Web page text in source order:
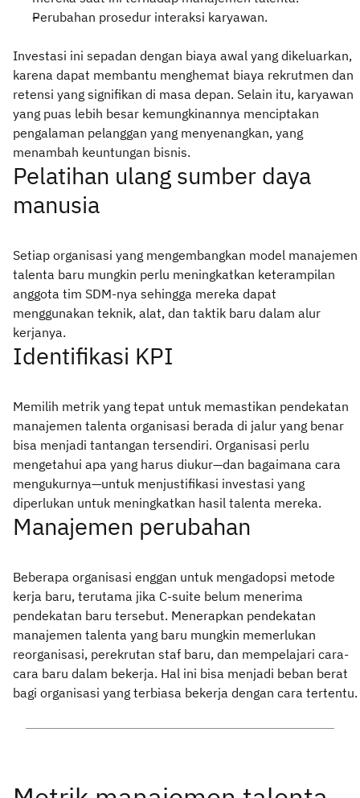
Perubahan prosedur interaksi karyawan.
Investasi ini sepadan dengan biaya awal yang dikeluarkan,
karena dapat membantu menghemat biaya rekrutmen dan
retensi yang signifikan di masa depan. Selain itu, karyawan
yang puas lebih besar kemungkinannya menciptakan
pengalaman pelanggan yang menyenangkan, yang
menambah keuntungan bisnis.
Pelatihan ulang sumber daya
manusia
Setiap organisasi yang mengembangkan model manajemen
talenta baru mungkin perlu meningkatkan keterampilan
anggota tim SDM-nya sehingga mereka dapat
menggunakan teknik, alat, dan taktik baru dalam alur
kerjanya.
Identifikasi KPI
Memilih metrik yang tepat untuk memastikan pendekatan
manajemen talenta organisasi berada di jalur yang benar
bisa menjadi tantangan tersendiri. Organisasi perlu
mengetahui apa yang harus diukur—dan bagaimana cara
mengukurnya—untuk menjustifikasi investasi yang
diperlukan untuk meningkatkan hasil talenta mereka.
Manajemen perubahan
Beberapa organisasi enggan untuk mengadopsi metode
kerja baru, terutama jika C-suite belum menerima
pendekatan baru tersebut. Menerapkan pendekatan
manajemen talenta yang baru mungkin memerlukan
reorganisasi, perekrutan staf baru, dan mempelajari cara-
cara baru dalam bekerja. Hal ini bisa menjadi beban berat
bagi organisasi yang terbiasa bekerja dengan cara tertentu.